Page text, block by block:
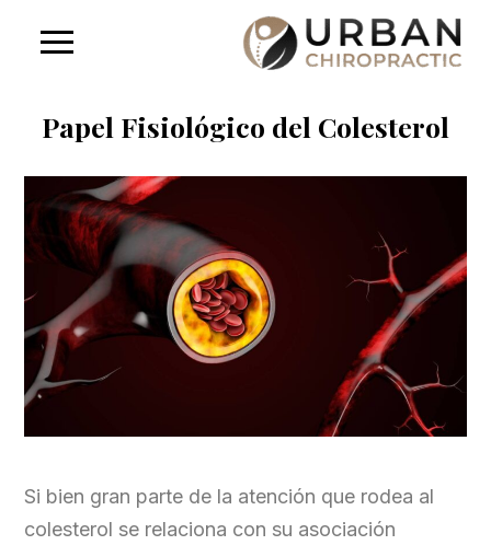
Papel Fisiológico del Colesterol
Si bien gran parte de la atención que rodea al
colesterol se relaciona con su asociación